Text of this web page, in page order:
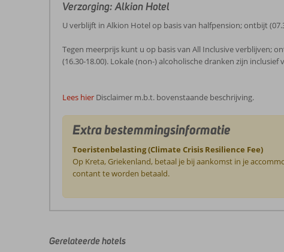
Verzorging: Alkion Hotel
U verblijft in Alkion Hotel op basis van halfpension; ontbijt
Tegen meerprijs kunt u op basis van All Inclusive verblijven;
(16.30-18.00). Lokale (non-) alcoholische dranken zijn
Lees hier Disclaimer m.b.t. bovenstaande beschrijving.
Extra bestemmingsinformatie
Toeristenbelasting (Climate Crisis Resilience Fee)
Op Kreta, Griekenland, betaal je bij aankomst in je
contant te worden betaald.
door
Gerelateerde hotels